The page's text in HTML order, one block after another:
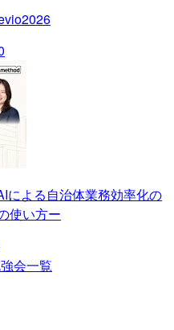
による自治体業務効率化の
使い方ー
会一覧